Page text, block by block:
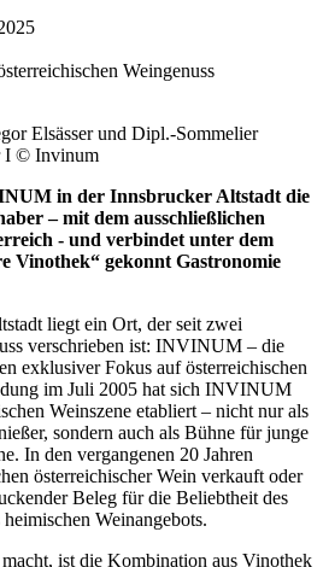
Weingenuss
Elsässer und Dipl.-Sommelier
I © Invinum
in der Innsbrucker Altstadt die
– mit dem ausschließlichen
- und verbindet unter dem
Vinothek“ gekonnt Gastronomie
liegt ein Ort, der seit zwei
verschrieben ist: INVINUM – die
exklusiver Fokus auf österreichischen
im Juli 2005 hat sich INVINUM
Weinszene etabliert – nicht nur als
sondern auch als Bühne für junge
In den vergangenen 20 Jahren
österreichischer Wein verkauft oder
Beleg für die Beliebtheit des
Weinangebots.
ist die Kombination aus Vinothek